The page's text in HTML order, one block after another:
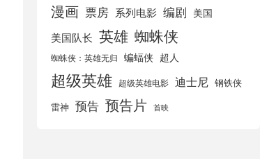
漫画 票房 系列电影 编剧 美国
美国队长 英雄 蜘蛛侠
蜘蛛侠：英雄无归 蝙蝠侠 超人
超级英雄 超级英雄电影 迪士尼 钢铁侠
雷神 预告 预告片 首映